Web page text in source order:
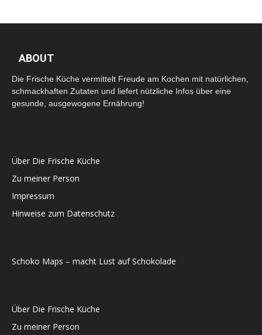
ABOUT
Die Frische Küche vermittelt Freude am Kochen mit natürlichen,
schmackhaften Zutaten und liefert nützliche Infos über eine
gesunde, ausgewogene Ernährung!
Über Die Frische Küche
Zu meiner Person
Impressum
Hinweise zum Datenschutz
Schoko Maps – macht Lust auf Schokolade
Über Die Frische Küche
Zu meiner Person